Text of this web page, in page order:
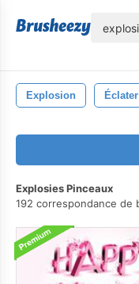
Explosion Éclater
Explosies Pinceaux
192 correspondance de